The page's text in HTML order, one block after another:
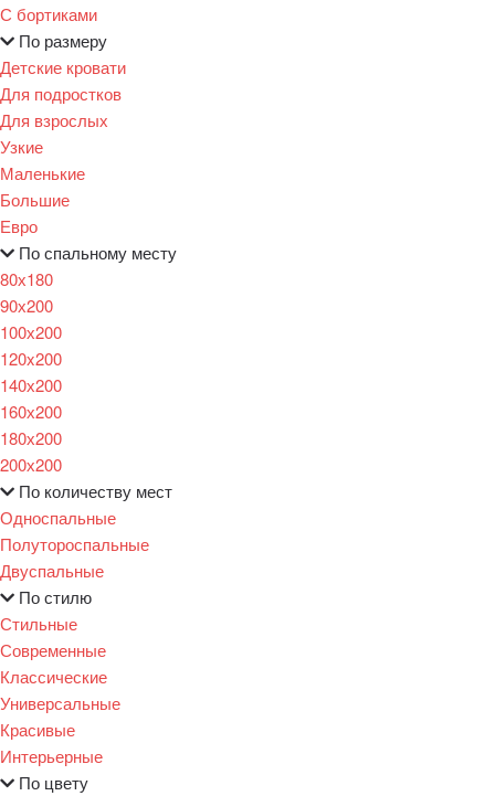
С бортиками
По размеру
Детские кровати
Для подростков
Для взрослых
Узкие
Маленькие
Большие
Евро
По спальному месту
80х180
90х200
100х200
120x200
140х200
160х200
180х200
200х200
По количеству мест
Односпальные
Полутороспальные
Двуспальные
По стилю
Стильные
Современные
Классические
Универсальные
Красивые
Интерьерные
По цвету